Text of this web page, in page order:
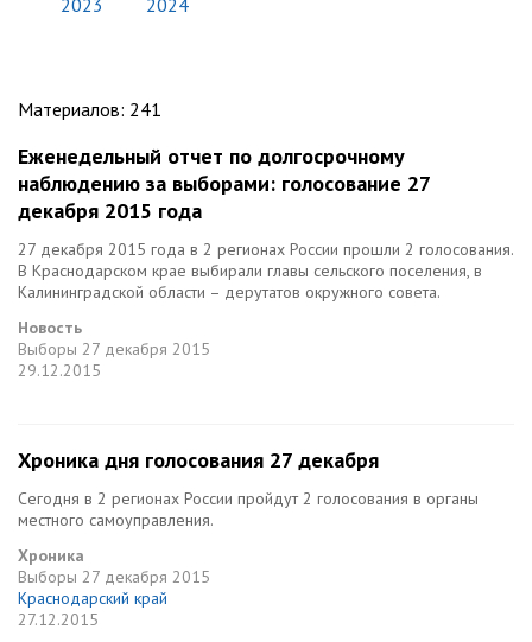
Материалов: 241
Еженедельный отчет по долгосрочному
наблюдению за выборами: голосование 27
декабря 2015 года
27 декабря 2015 года в 2 регионах России прошли 2 голосования.
В Краснодарском крае выбирали главы сельского поселения, в
Калининградской области – дерутатов окружного совета.
Новость
Выборы 27 декабря 2015
29.12.2015
Хроника дня голосования 27 декабря
Сегодня в 2 регионах России пройдут 2 голосования в органы
местного самоуправления.
Хроника
Выборы 27 декабря 2015
Краснодарский край
27.12.2015